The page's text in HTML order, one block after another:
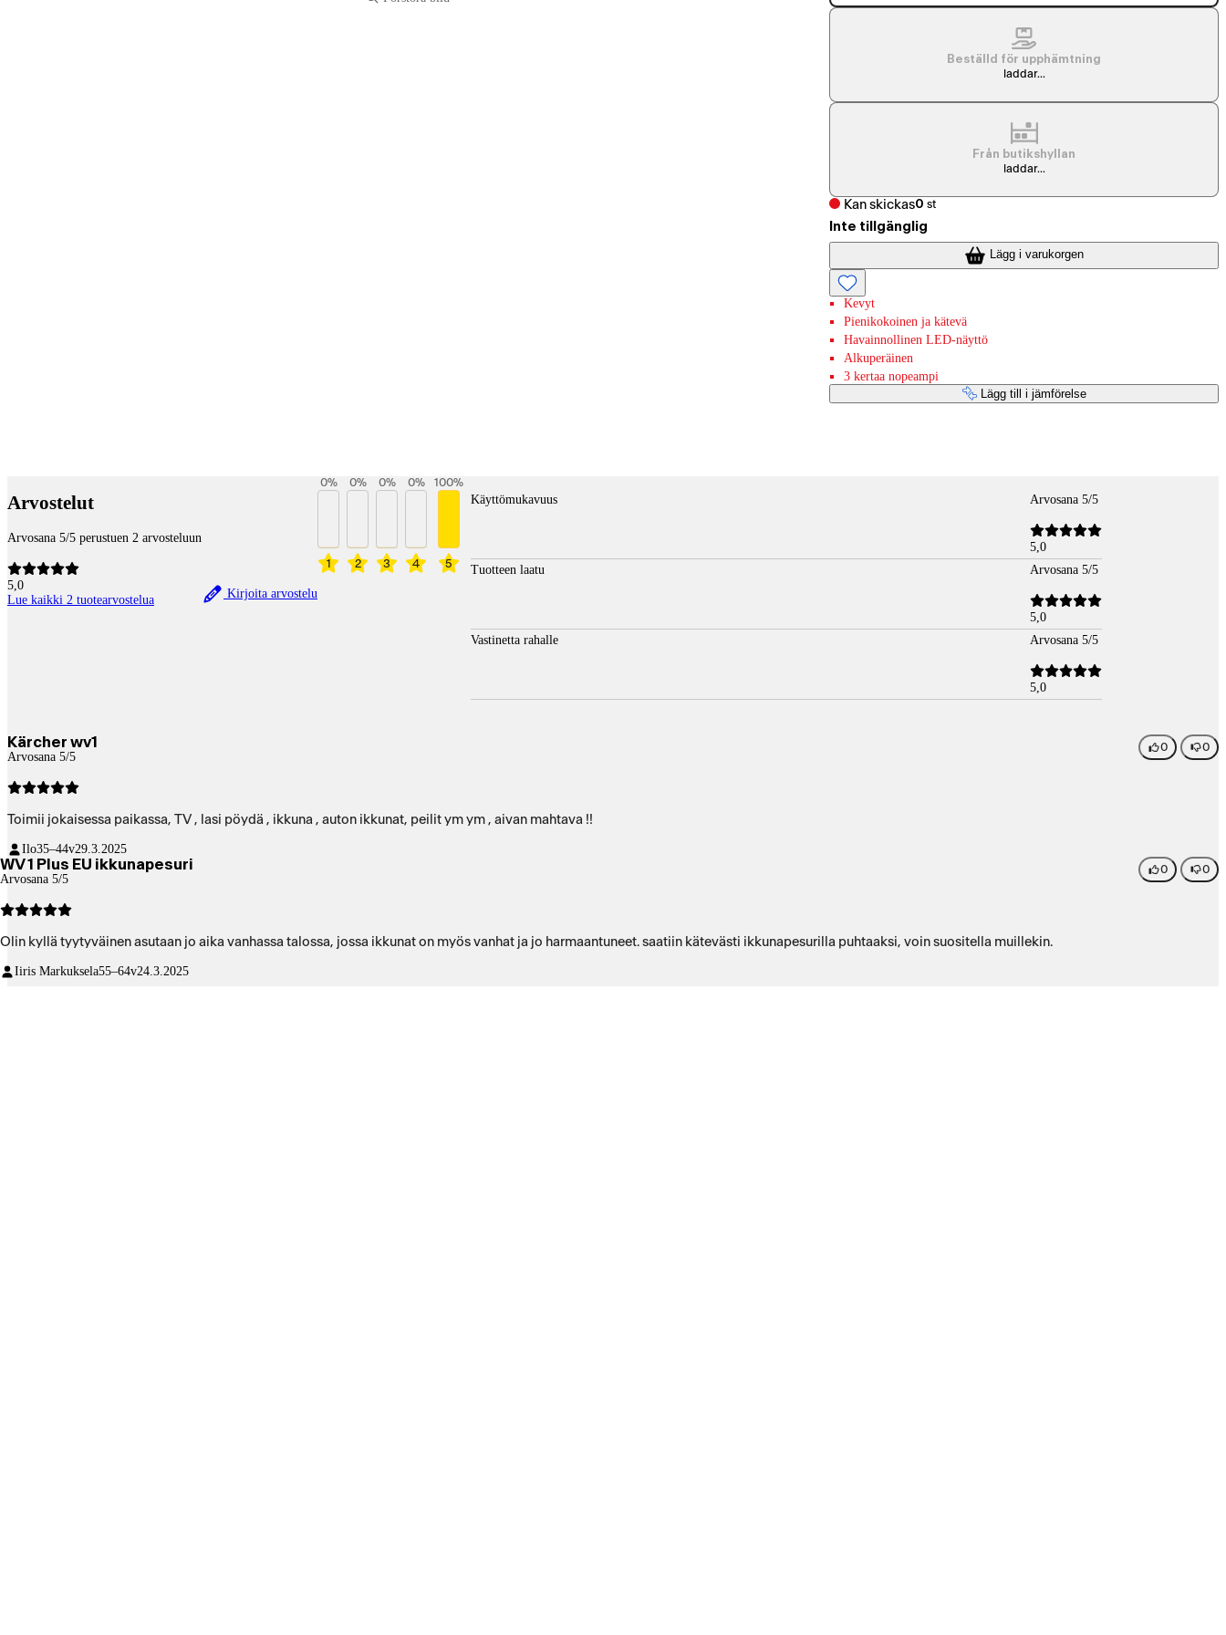
Beställd för upphämtning
laddar...
Från butikshyllan
laddar...
Kan skickas0 st
Inte tillgänglig
Lägg i varukorgen
Kevyt
Pienikokoinen ja kätevä
Havainnollinen LED-näyttö
Alkuperäinen
3 kertaa nopeampi
Lägg till i jämförelse
Arvostelut
Arvosana 5/5 perustuen 2 arvosteluun
5,0
Lue kaikki 2 tuotearvostelua
Kirjoita arvostelu
1
0%
2
0%
3
0%
4
0%
5
100%
Käyttömukavuus Arvosana 5/5
5,0
Tuotteen laatu
Arvosana 5/5
5,0
Vastinetta rahalle
Arvosana 5/5
5,0
Kärcher wv1
Arvosana 5/5
0 0
Toimii jokaisessa paikassa, TV , lasi pöydä , ikkuna , auton ikkunat, peilit ym ym , aivan mahtava !!
Ilo35–44v29.3.2025
WV 1 Plus EU ikkunapesuri
Arvosana 5/5
0 0
Olin kyllä tyytyväinen asutaan jo aika vanhassa talossa, jossa ikkunat on myös vanhat ja jo harmaantuneet. saatiin kätevästi ikkunapesurilla puhtaaksi, voin suositella muillekin.
Iiris Markuksela55–64v24.3.2025